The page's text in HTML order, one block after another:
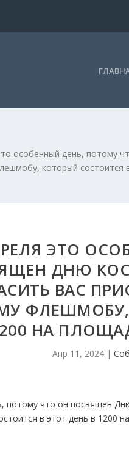
особенный день, потому
который
ЭТО
ДНЮ
ВАС
НА
Апр 11, 2024|